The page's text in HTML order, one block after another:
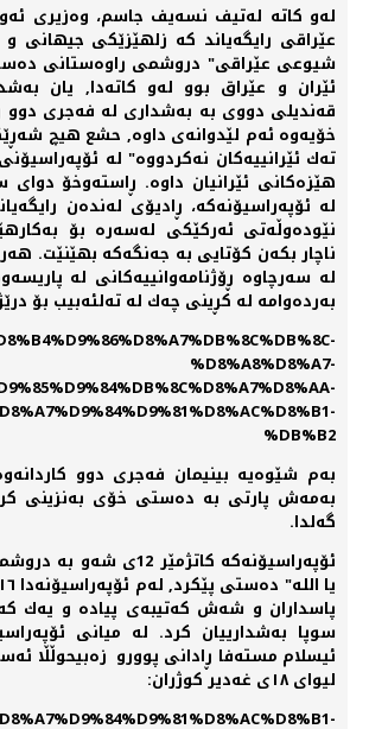
لەو كاتە لەتیف نسەیف جاسم، وەزیری
عێراقی رایگەیاند كە زلهێزێكی جیهانی
شیوعی عێراقی" دروشمی راوەستانی
ئێران و عێراق بوو لەو كاتەدا, یان
قەندیلی دووی بە بەشداری لە فەجری دوو
خۆیەوە ئەم لێدوانەی داوە, حشع هیچ
هێزەكانی ئێرانیان داوە. ڕاستەوخۆ دوای
لە ئۆپەراسیۆنەكە، ڕادیۆی لەندەن
نێودەوڵەتی ئەركێكی لەسەرە بۆ
ناچار بكەن كۆتایی بە جەنگەكە بهێنێت.
لە سەرچاوە ڕۆژنامەوانییەكانی لە
بەردەوامە لە كڕینی چەك لە تەلئەبیب بۆ
%D8%A8%D8%A7-
%DB%B2
بەم شێوەیە بینیمان فەجری دوو
بەمەش پارتی بە دەستی خۆی بەنزینی
گەلدا.
ئۆپەراسیۆنەكە كاتژمێر 12ی
پاسداران و شەش كەتیبەی پیادە و یەك
سوپا بەشدارییان كرد. لە میانی
ئیسلام مستەفا ڕادانی پوورو زەبیحوڵڵا
لیوای ١٨ی غەدیر كوژران: